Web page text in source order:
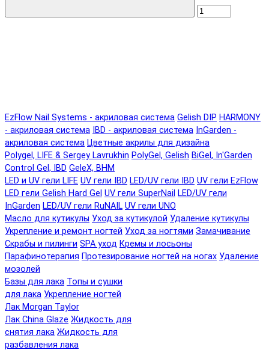
EzFlow Nail Systems - акриловая система Gelish DIP HARMONY
- акриловая система IBD - акриловая система InGarden -
акриловая система Цветные акрилы для дизайна
Polygel, LIFE & Sergey Lavrukhin PolyGel, Gelish BiGel, In'Garden
Control Gel, IBD GeleX, BHM
LED и UV гели LIFE UV гели IBD LED/UV гели IBD UV гели EzFlow
LED гели Gelish Hard Gel UV гели SuperNail LED/UV гели
InGarden LED/UV гели RuNAIL UV гели UNO
Масло для кутикулы Уход за кутикулой Удаление кутикулы
Укрепление и ремонт ногтей Уход за ногтями Замачивание
Скрабы и пилинги SPA уход Кремы и лосьоны
Парафинотерапия Протезирование ногтей на ногах Удаление
мозолей
Базы для лака Топы и сушки
для лака Укрепление ногтей
Лак Morgan Taylor
Лак China Glaze Жидкость для
снятия лака Жидкость для
разбавления лака